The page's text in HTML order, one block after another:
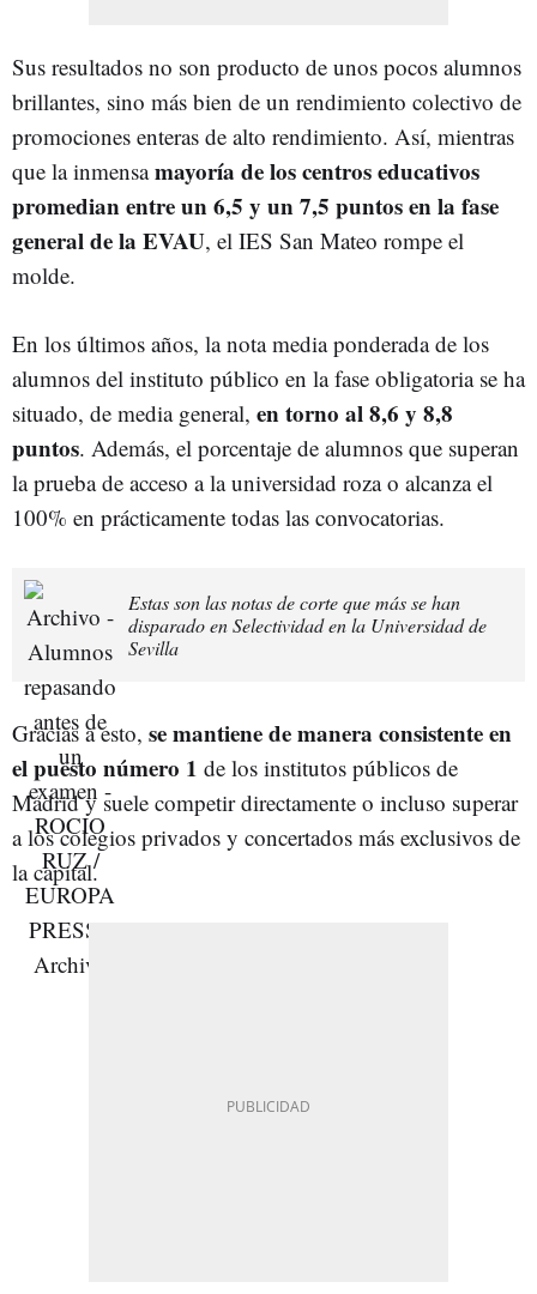
Sus resultados no son producto de unos pocos alumnos
brillantes, sino más bien de un rendimiento colectivo de
promociones enteras de alto rendimiento. Así, mientras
que la inmensamayoría de los centros educativos
promedian entre un 6,5 y un 7,5 puntos en la fase
general de la EVAU, el IES San Mateo rompe el
molde.
En los últimos años, la nota media ponderada de los
alumnos del instituto público en la fase obligatoria se ha
situado, de media general, en torno al 8,6 y 8,8
puntos. Además, el porcentaje de alumnos que superan
la prueba de acceso a la universidad roza o alcanza el
100% en prácticamente todas las convocatorias.
Estas son las notas de corte que más se han
disparado en Selectividad en la Universidad de
Sevilla
Gracias a esto, se mantiene de manera consistente en
el puesto número 1 de los institutos públicos de
Madrid y suele competir directamente o incluso superar
a los colegios privados y concertados más exclusivos de
la capital.